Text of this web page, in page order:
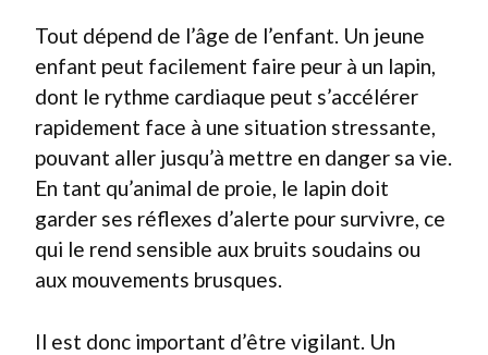
Tout dépend de l’âge de l’enfant. Un jeune
enfant peut facilement faire peur à un lapin,
dont le rythme cardiaque peut s’accélérer
rapidement face à une situation stressante,
pouvant aller jusqu’à mettre en danger sa vie.
En tant qu’animal de proie, le lapin doit
garder ses réflexes d’alerte pour survivre, ce
qui le rend sensible aux bruits soudains ou
aux mouvements brusques.
Il est donc important d’être vigilant. Un